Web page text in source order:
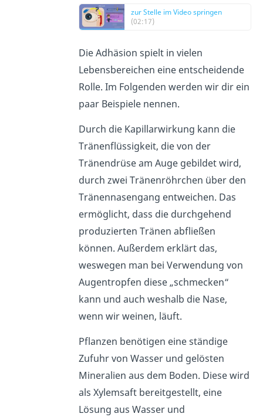
zur Stelle im Video springen
(02:17)
Die Adhäsion spielt in vielen
Lebensbereichen eine entscheidende
Rolle. Im Folgenden werden wir dir ein
paar Beispiele nennen.
Durch die Kapillarwirkung kann die
Tränenflüssigkeit, die von der
Tränendrüse am Auge gebildet wird,
durch zwei Tränenröhrchen über den
Tränennasengang entweichen. Das
ermöglicht, dass die durchgehend
produzierten Tränen abfließen
können. Außerdem erklärt das,
weswegen man bei Verwendung von
Augentropfen diese „schmecken“
kann und auch weshalb die Nase,
wenn wir weinen, läuft.
Pflanzen benötigen eine ständige
Zufuhr von Wasser und gelösten
Mineralien aus dem Boden. Diese wird
als Xylemsaft bereitgestellt, eine
Lösung aus Wasser und